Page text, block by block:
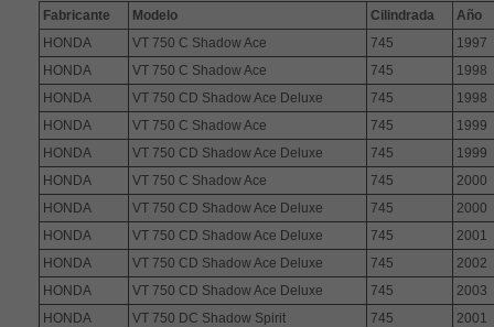
Fabricante Modelo Cilindrada
Año
HONDA
VT 750 C Shadow Ace 745
1997
HONDA
VT 750 C Shadow Ace 745
1998
HONDA
VT 750 CD Shadow Ace Deluxe 745
1998
HONDA
VT 750 C Shadow Ace 745
1999
HONDA
VT 750 CD Shadow Ace Deluxe 745
1999
HONDA
VT 750 C Shadow Ace 745
2000
HONDA
VT 750 CD Shadow Ace Deluxe 745
2000
HONDA
VT 750 CD Shadow Ace Deluxe 745
2001
HONDA
VT 750 CD Shadow Ace Deluxe 745
2002
HONDA
VT 750 CD Shadow Ace Deluxe 745
2003
HONDA
VT 750 DC Shadow Spirit 745
2001